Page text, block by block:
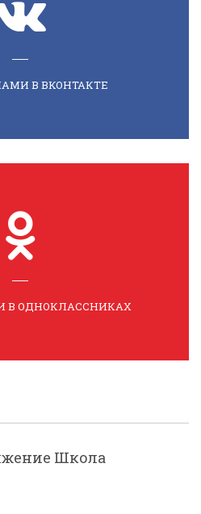
В ВКОНТАКТЕ
В ОДНОКЛАССНИКАХ
Школа